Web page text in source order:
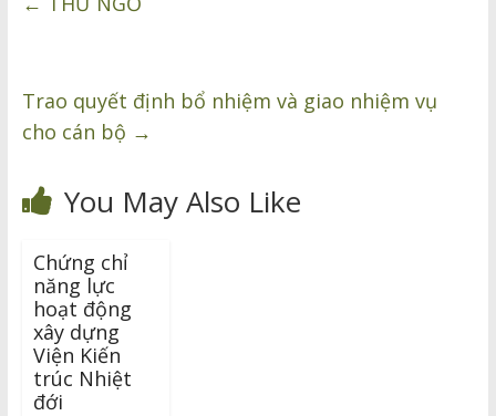
Trao quyết định bổ nhiệm và giao nhiệm vụ
cho cán bộ →
You May Also Like
Chứng chỉ
năng lực
hoạt động
xây dựng
Viện Kiến
trúc Nhiệt
đới